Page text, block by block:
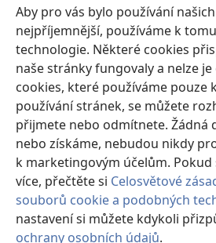
Aby pro vás bylo používání
nejpříjemnější, používáme k
technologie. Některé cookies
naše stránky fungovaly a nelze
cookies, které používáme pouze
používání stránek, se můžete
přijmete nebo odmítnete. Žádná
nebo získáme, nebudou nikdy
k marketingovým účelům. Pokud
více, přečtěte si Celosvětové
souborů cookie a podobných
nastavení si můžete kdykoli
ochrany osobních údajů.
nové
okno) ONLINE KNIHOVNA Strážné věže
(otevřeno
nové
okno)JW Hub®
(otevřeno
nové
okno)JW Library
Watchtower Library
Copyright© 2026 Watch Tower Bible and
PODMÍNKY POUŽITÍ| OCHRANA